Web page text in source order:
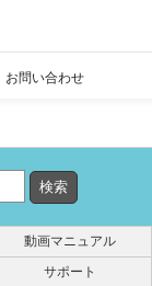
お問い合わせ
動画マニュアル
サポート